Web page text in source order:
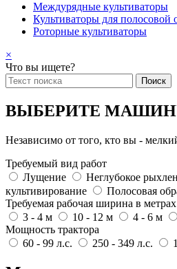
Междурядные культиваторы
Культиваторы для полосовой
Роторные культиваторы
×
Что вы ищете?
ВЫБЕРИТЕ
Независимо от того, кто вы -
Требуемый вид работ
Лущение
Неглубокое
культивирование
Полосовая
Требуемая рабочая ширина в метрах
3 - 4 м
10 - 12 м 4 - 6 м
Мощность трактора
60 - 99 л.с.
250 - 349 л.с.